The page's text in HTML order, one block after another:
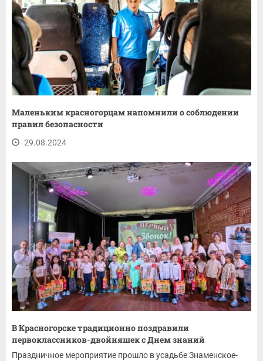
Маленьким красногорцам напомнили о соблюдении
правил безопасности
29.08.2024
В Красногорске традиционно поздравили
первоклассников-двойняшек с Днем знаний
Праздничное мероприятие прошло в усадьбе Знаменское-